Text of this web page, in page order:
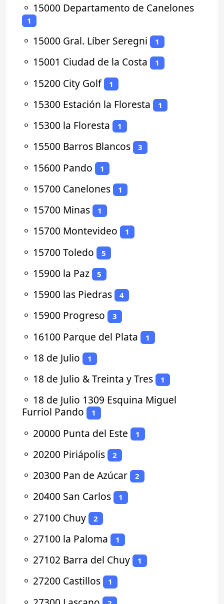
⚬ 15000 Departamento de Canelones
1
⚬ 15000 Gral. Líber Seregni 1
⚬ 15001 Ciudad de la Costa 1
⚬ 15200 City Golf 1
⚬ 15300 Estación la Floresta 1
⚬ 15300 la Floresta 1
⚬ 15500 Barros Blancos 3
⚬ 15600 Pando 1
⚬ 15700 Canelones 1
⚬ 15700 Minas 1
⚬ 15700 Montevideo 1
⚬ 15700 Toledo 5
⚬ 15900 la Paz 5
⚬ 15900 las Piedras 4
⚬ 15900 Progreso 3
⚬ 16100 Parque del Plata 1
⚬ 18 de Julio 1
⚬ 18 de Julio & Treinta y Tres 1
⚬ 18 de Julio 1309 Esquina Miguel
Furriol Pando
1
⚬ 20000 Punta del Este 1
⚬ 20200 Piriápolis 2
⚬ 20300 Pan de Azúcar 2
⚬ 20400 San Carlos 1
⚬ 27100 Chuy 2
⚬ 27100 la Paloma 1
⚬ 27102 Barra del Chuy 1
⚬ 27200 Castillos 1